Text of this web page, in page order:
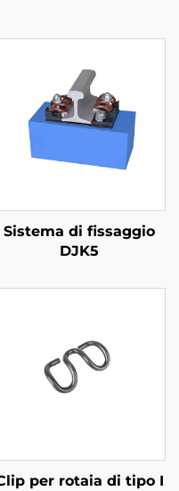
Sistema di fissaggio
DJK5
per rotaia di tipo I